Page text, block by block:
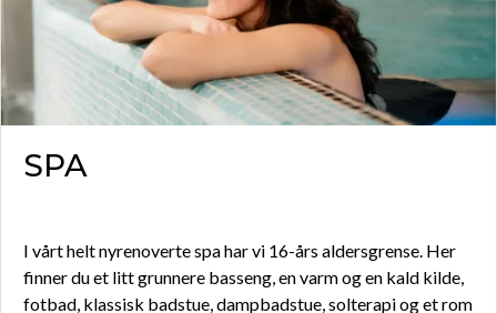
SPA
I vårt helt nyrenoverte spa har vi 16-års aldersgrense. Her
finner du et litt grunnere basseng, en varm og en kald kilde,
fotbad, klassisk badstue, dampbadstue, solterapi og et rom